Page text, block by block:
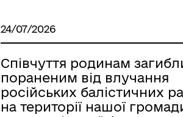
24/07/2026
Співчуття родинам
пораненим від влучання
російських балістичних
на території нашої